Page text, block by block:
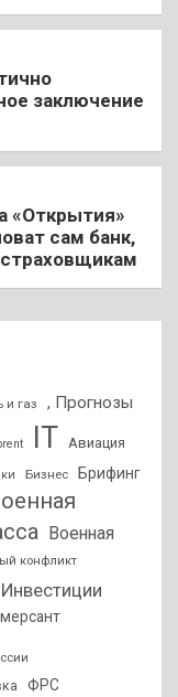
заключение
«Открытия»
сам банк,
и газ , Прогнозы
IT Авиация
Бизнес
Брифинг
Военная
конфликт
Инвестиции
ФРС